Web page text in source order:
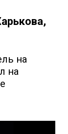
на
на